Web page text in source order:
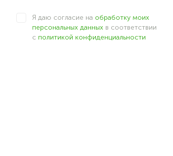
Я даю согласие на обработку моих
персональных данных в соответствии
с политикой конфиденциальности